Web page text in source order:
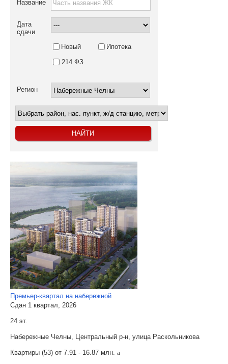
Название
Дата
сдачи
Новый
Ипотека
214 ФЗ
Регион
Премьер-квартал на набережной
Сдан 1 квартал, 2026
24 эт.
Набережные Челны, Центральный р-н, улица Раскольникова
Квартиры (53) от 7.91 - 16.87 млн. a